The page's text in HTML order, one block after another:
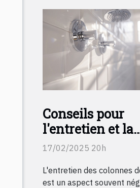
Conseils pour
l'entretien et la
maintenance des
17/02/2025 20h
L'entretien des colonnes
est un aspect souvent